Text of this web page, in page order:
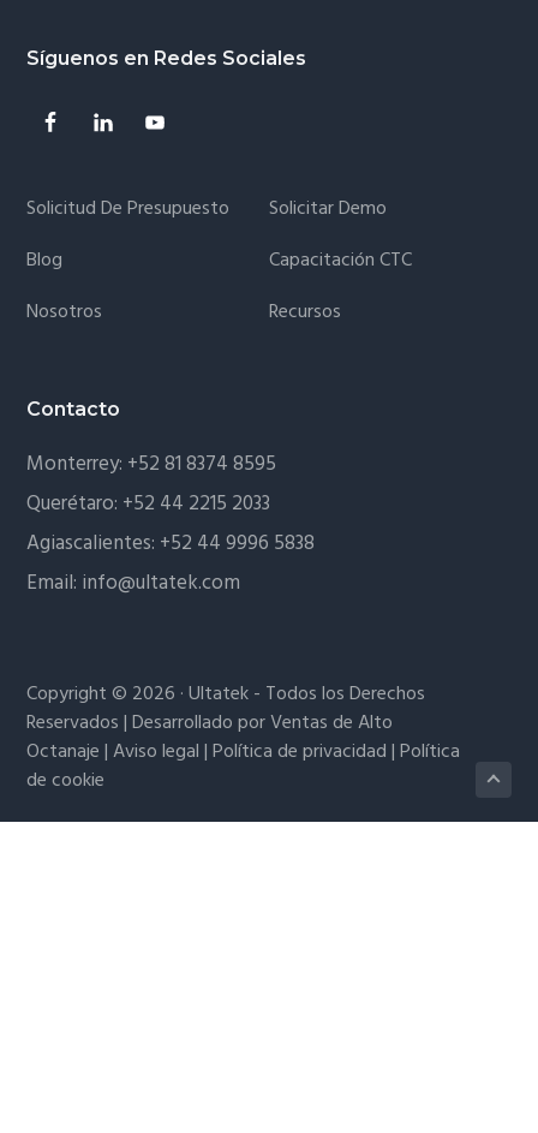
Síguenos en Redes Sociales
Solicitud De Presupuesto
Solicitar Demo
Blog
Capacitación CTC
Nosotros
Recursos
Contacto
Monterrey: +52 81 8374 8595
Querétaro: +52 44 2215 2033
Agiascalientes: +52 44 9996 5838
Email: info@ultatek.com
Copyright © 2026 · Ultatek - Todos los Derechos
Reservados | Desarrollado porVentas de Alto
Octanaje|Aviso legal|Política de privacidad|Política
de cookie